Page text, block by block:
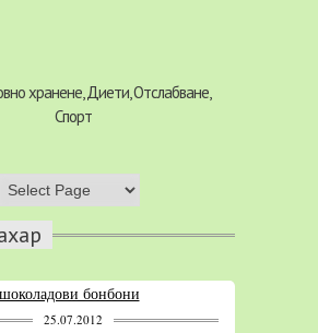
хранене, Диети, Отслабване,
Спорт
25.07.2012